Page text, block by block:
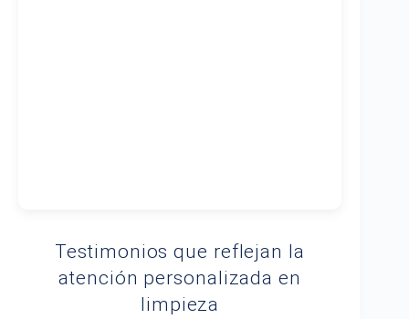
Testimonios que reflejan la
atención personalizada en
limpieza